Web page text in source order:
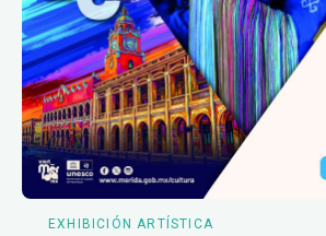
EXHIBICIÓN ARTÍSTICA